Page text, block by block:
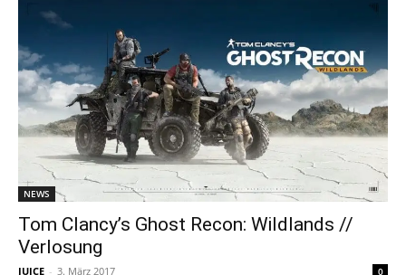
NEWS
Tom Clancy’s Ghost Recon: Wildlands //
Verlosung
JUICE - 3. März 2017 0